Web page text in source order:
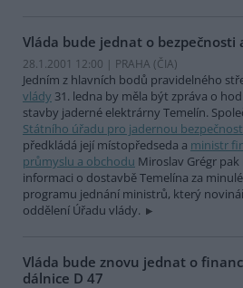
Vláda bude jednat o bezpečnosti
28.1.2001 12:00 | PRAHA (ČIA)
Jedním z hlavních bodů pravidelného
vlády 31. ledna by měla být zpráva o
stavby jaderné elektrárny Temelín.
Státního úřadu pro jadernou bezpečnost
předkládá její místopředseda a ministr
průmyslu a obchodu Miroslav Grégr
informaci o dostavbě Temelína za
programu jednání ministrů, který
oddělení Úřadu vlády.
Vláda bude znovu jednat o
dálnice D 47